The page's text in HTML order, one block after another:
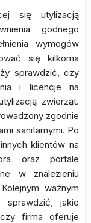
się utylizacją
godnego
wymogów
się kilkoma
sprawdzić, czy
i licencje na
zwierząt.
zgodnie
sanitarnymi. Po
klientów na
oraz portale
w znalezieniu
ważnym
jakie
firma oferuje